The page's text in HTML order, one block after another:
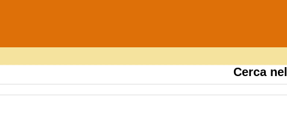
Cerca